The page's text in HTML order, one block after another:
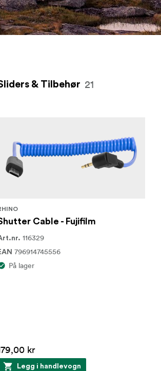
som gir en
& Tilbehør 21
Cable - Fujifilm
116329
796914745556
På lager
kr
Legg i handlevogn